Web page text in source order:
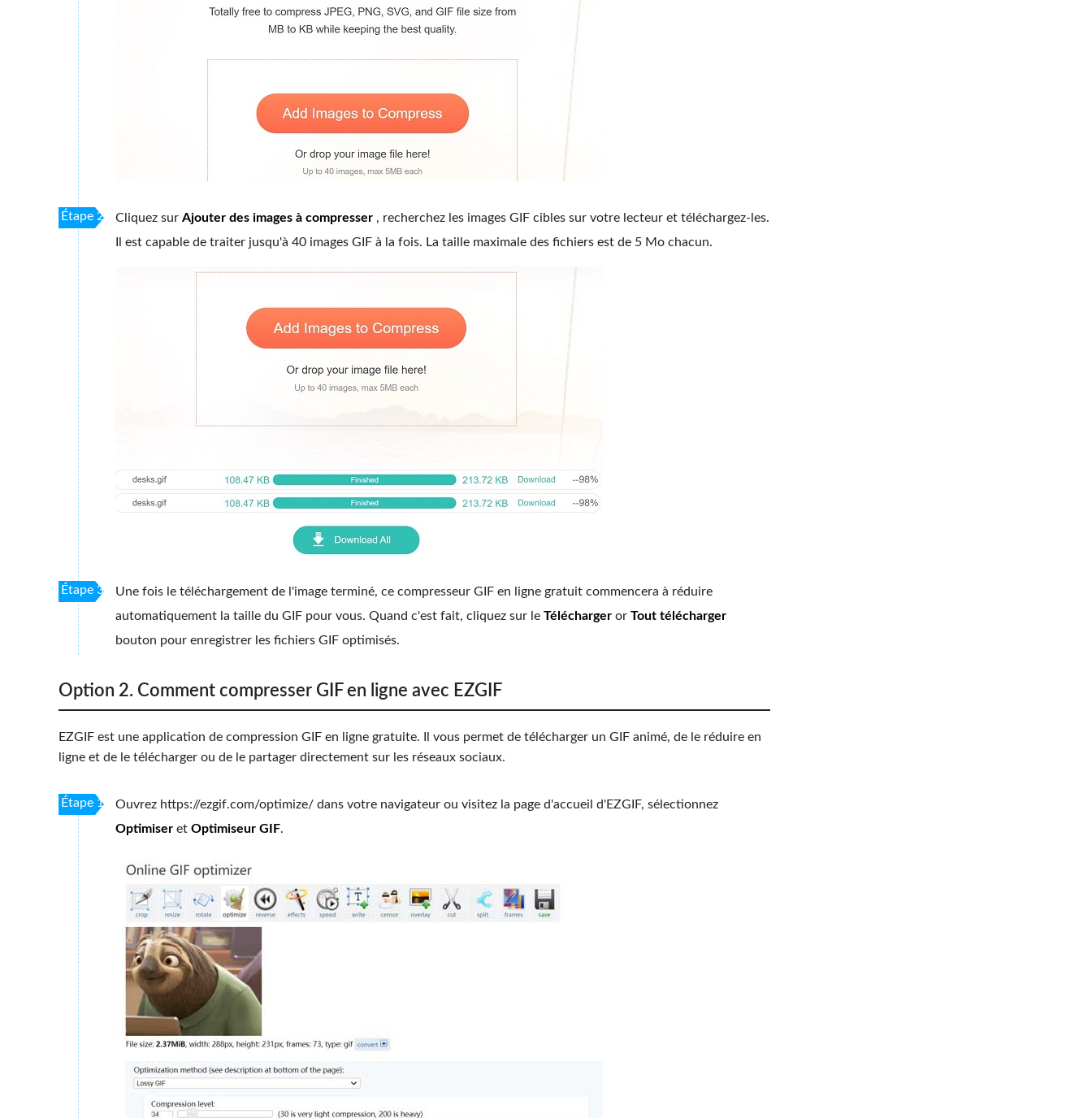
Étape 2 Cliquez sur Ajouter des images à compresser , recherchez les images GIF cibles sur votre lecteur et téléchargez-les.
Il est capable de traiter jusqu'à 40 images GIF à la fois. La taille maximale des fichiers est de 5 Mo chacun.
Étape 3
Une fois le téléchargement de l'image terminé, ce compresseur GIF en ligne gratuit commencera à réduire
automatiquement la taille du GIF pour vous. Quand c'est fait, cliquez sur le Télécharger or Tout télécharger
bouton pour enregistrer les fichiers GIF optimisés.
Option 2. Comment compresser GIF en ligne avec EZGIF
EZGIF est une application de compression GIF en ligne gratuite. Il vous permet de télécharger un GIF animé, de le réduire en
ligne et de le télécharger ou de le partager directement sur les réseaux sociaux.
Étape 1
Ouvrez https://ezgif.com/optimize/ dans votre navigateur ou visitez la page d'accueil d'EZGIF, sélectionnez
Optimiser et Optimiseur GIF.